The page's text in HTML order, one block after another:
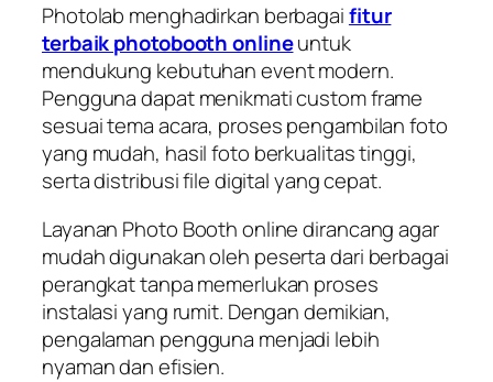
Photolab menghadirkan berbagaifitur
terbaik photobooth onlineuntuk
mendukung kebutuhan event modern.
Pengguna dapat menikmati custom frame
sesuai tema acara, proses pengambilan foto
yang mudah, hasil foto berkualitas tinggi,
serta distribusi file digital yang cepat.
Layanan Photo Booth online dirancang agar
mudah digunakan oleh peserta dari berbagai
perangkat tanpa memerlukan proses
instalasi yang rumit. Dengan demikian,
pengalaman pengguna menjadi lebih
nyaman dan efisien.